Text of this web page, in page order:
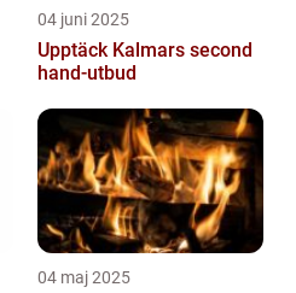
04 juni 2025
Upptäck Kalmars second
hand-utbud
04 maj 2025